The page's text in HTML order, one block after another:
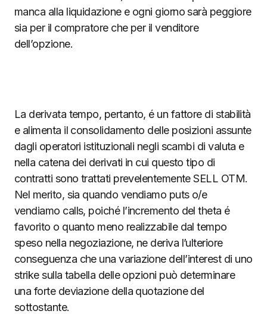
manca alla liquidazione e ogni giorno sarà peggiore
sia per il compratore che per il venditore
dell’opzione.
La derivata tempo, pertanto, é un fattore di stabilità
e alimenta il consolidamento delle posizioni assunte
dagli operatori istituzionali negli scambi di valuta e
nella catena dei derivati in cui questo tipo di
contratti sono trattati prevelentemente SELL OTM.
Nel merito, sia quando vendiamo puts o/e
vendiamo calls, poiché l’incremento del theta é
favorito o quanto meno realizzabile dal tempo
speso nella negoziazione, ne deriva l’ulteriore
conseguenza che una variazione dell’interest di uno
strike sulla tabella delle opzioni può determinare
una forte deviazione della quotazione del
sottostante.